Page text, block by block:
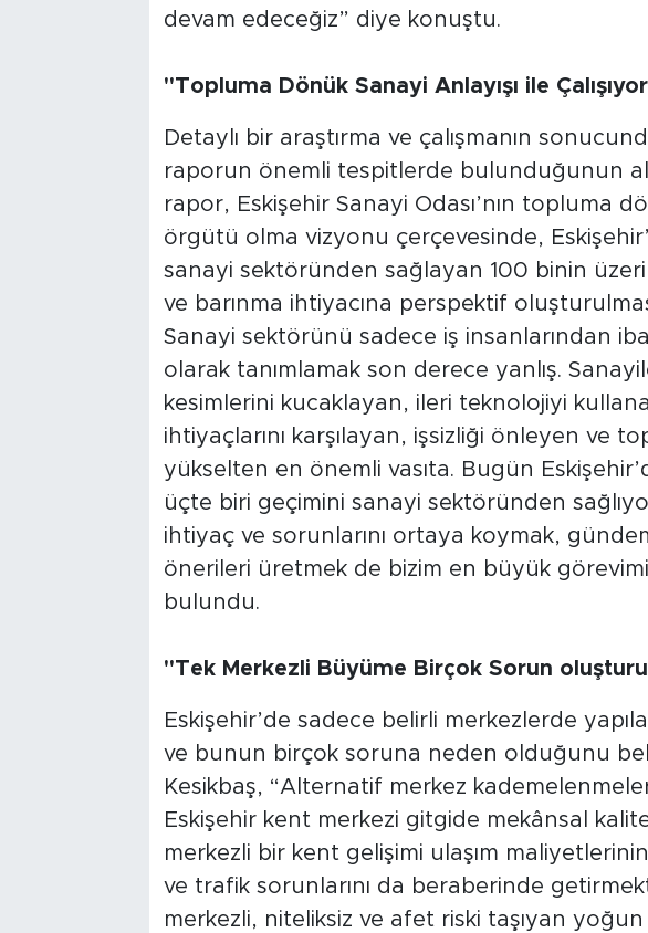
devam edeceğiz” diye konuştu.
"Topluma Dönük Sanayi Anlayışı ile
Detaylı bir araştırma ve çalışmanın
raporun önemli tespitlerde bulunduğunun
rapor, Eskişehir Sanayi Odası’nın topluma
örgütü olma vizyonu çerçevesinde,
sanayi sektöründen sağlayan 100 binin
ve barınma ihtiyacına perspektif
Sanayi sektörünü sadece iş insanlarından
olarak tanımlamak son derece yanlış.
kesimlerini kucaklayan, ileri teknolojiyi
ihtiyaçlarını karşılayan, işsizliği önleyen ve
yükselten en önemli vasıta. Bugün
üçte biri geçimini sanayi sektöründen
ihtiyaç ve sorunlarını ortaya koymak,
önerileri üretmek de bizim en büyük
bulundu.
"Tek Merkezli Büyüme Birçok Sorun
Eskişehir’de sadece belirli merkezlerde
ve bunun birçok soruna neden olduğunu
Kesikbaş, “Alternatif merkez
Eskişehir kent merkezi gitgide mekânsal
merkezli bir kent gelişimi ulaşım
ve trafik sorunlarını da beraberinde
merkezli, niteliksiz ve afet riski taşıyan